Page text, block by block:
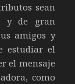
sean
y de gran
amigos y
estudiar el
el mensaje
como